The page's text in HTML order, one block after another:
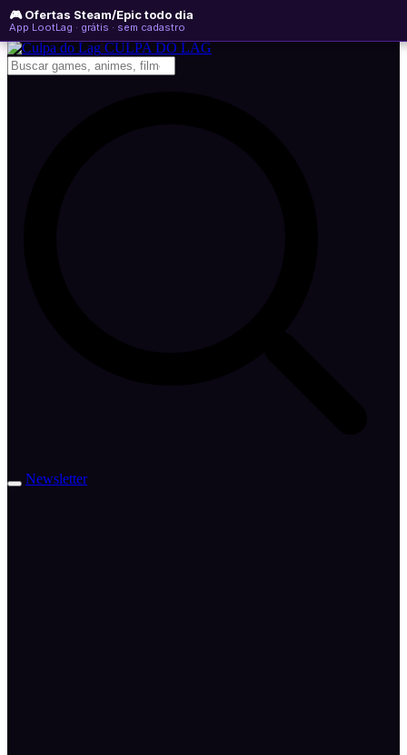
🎮 Ofertas Steam/Epic todo dia
App LootLag · grátis · sem cadastro
domingo, 09 de agosto de 2026 WhatsApp
Newsletter
CULPA DO LAG
Newsletter